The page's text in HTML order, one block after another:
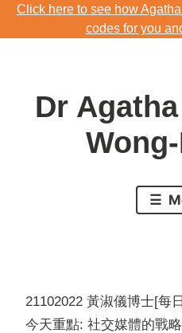
Skip
to
Click here to see how
codes for you
codes for you
Dr
21102022 黃淑儀博士[每
今天重點: 社交媒體的戰